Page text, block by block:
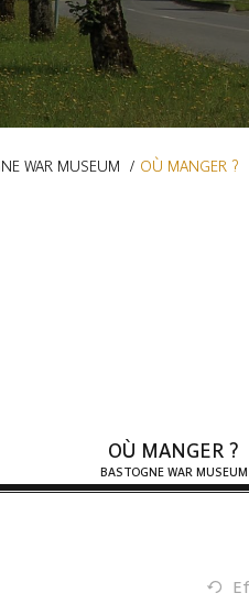
WAR MUSEUM OÙ MANGER ?
OÙ MANGER ?
BASTOGNE WAR MUSEUM